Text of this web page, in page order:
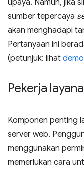
upaya. Namun, jika
sumber tepercaya
akan menghadapi
Pertanyaan ini
(petunjuk: lihat
Pekerja
Komponen penting
server web.
menggunakan
memerlukan cara